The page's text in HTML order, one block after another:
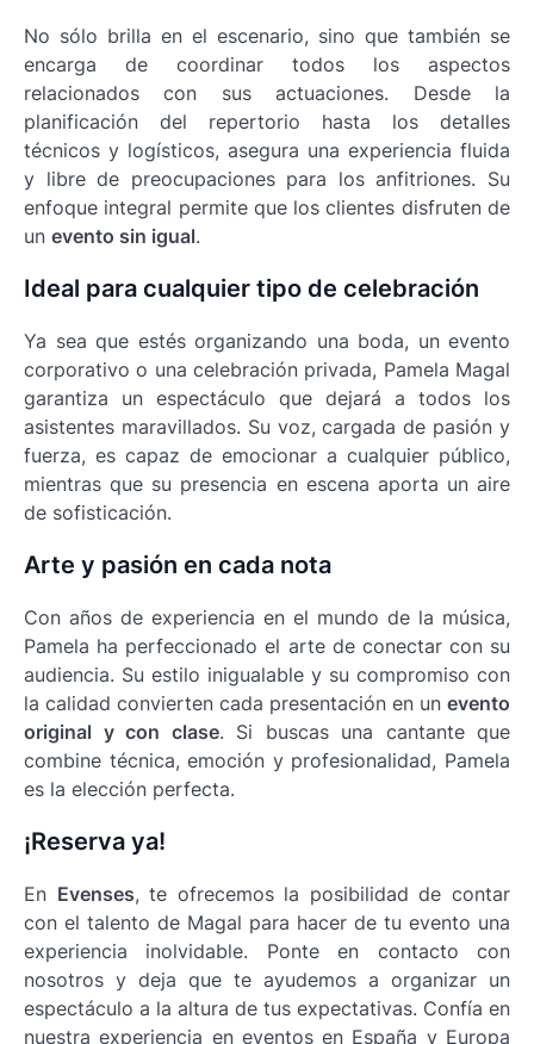
No sólo brilla en el escenario, sino que también se
encarga de coordinar todos los aspectos
relacionados con sus actuaciones. Desde la
planificación del repertorio hasta los detalles
técnicos y logísticos, asegura una experiencia fluida
y libre de preocupaciones para los anfitriones. Su
enfoque integral permite que los clientes disfruten de
un evento sin igual.
Ideal para cualquier tipo de celebración
Ya sea que estés organizando una boda, un evento
corporativo o una celebración privada, Pamela Magal
garantiza un espectáculo que dejará a todos los
asistentes maravillados. Su voz, cargada de pasión y
fuerza, es capaz de emocionar a cualquier público,
mientras que su presencia en escena aporta un aire
de sofisticación.
Arte y pasión en cada nota
Con años de experiencia en el mundo de la música,
Pamela ha perfeccionado el arte de conectar con su
audiencia. Su estilo inigualable y su compromiso con
la calidad convierten cada presentación en un evento
original y con clase. Si buscas una cantante que
combine técnica, emoción y profesionalidad, Pamela
es la elección perfecta.
¡Reserva ya!
En Evenses, te ofrecemos la posibilidad de contar
con el talento de Magal para hacer de tu evento una
experiencia inolvidable. Ponte en contacto con
nosotros y deja que te ayudemos a organizar un
espectáculo a la altura de tus expectativas. Confía en
nuestra experiencia en eventos en España y Europa